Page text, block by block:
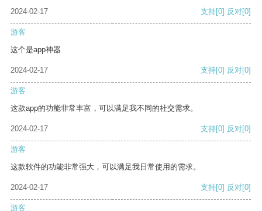
2024-02-17
支持[0] 反对[0]
游客
这个是app神器
2024-02-17 支持[0] 反对[0]
游客
这款app的功能非常丰富，可以满足我不同的社交需求。
2024-02-17 支持[0] 反对[0]
游客
这款软件的功能非常强大，可以满足我日常使用的需求。
2024-02-17 支持[0] 反对[0]
游客